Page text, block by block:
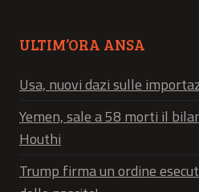
ULTIM’ORA ANSA
Usa, nuovi dazi sulle
Yemen, sale a 58 morti il
Houthi
Trump firma un ordine